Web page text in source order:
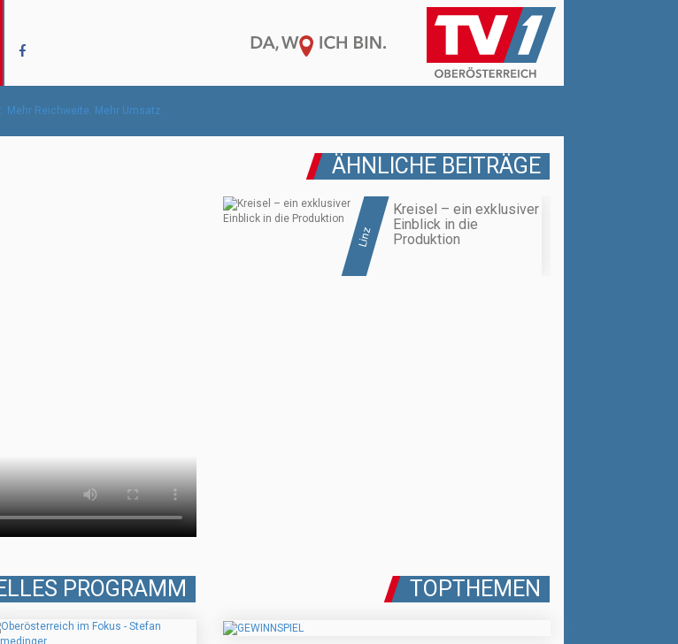
ÄHNLICHE BEITRÄGE
Linz
Kreisel – ein exklusiver
Einblick in die
Produktion
PROGRAMM TOPTHEMEN